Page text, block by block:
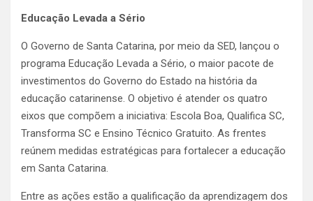
Educação Levada a Sério
O Governo de Santa Catarina, por meio da SED, lançou o
programa Educação Levada a Sério, o maior pacote de
investimentos do Governo do Estado na história da
educação catarinense. O objetivo é atender os quatro
eixos que compõem a iniciativa: Escola Boa, Qualifica SC,
Transforma SC e Ensino Técnico Gratuito. As frentes
reúnem medidas estratégicas para fortalecer a educação
em Santa Catarina.
Entre as ações estão a qualificação da aprendizagem dos